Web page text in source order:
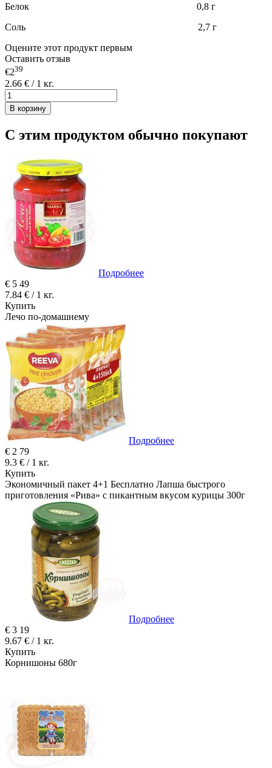
Белок 0,8 г
Соль 2,7 г
Оцените этот продукт первым
Оставить отзыв
€239
2.66 € / 1 кг.
В корзину
С этим продуктом обычно покупают
Подробнее
€ 5 49
7.84 € / 1 кг.
Купить
Лечо по-домашнему
Подробнее
€ 2 79
9.3 € / 1 кг.
Купить
Экономичный пакет 4+1 Бесплатно Лапша быстрого
приготовления «Рива» с пикантным вкусом курицы 300г
Подробнее
€ 3 19
9.67 € / 1 кг.
Купить
Корнишоны 680г